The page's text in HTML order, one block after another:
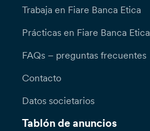
Trabaja en Fiare Banca Etica
Prácticas en Fiare Banca Etica
FAQs – preguntas frecuentes
Contacto
Datos societarios
Tablón de anuncios